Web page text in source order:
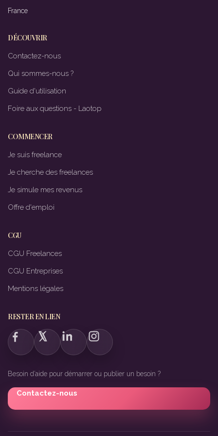
France
DÉCOUVRIR
Contactez-nous
Qui sommes-nous ?
Guide d'utilisation
Foire aux questions - Laotop
COMMENCER
Je suis freelance
Je cherche des freelances
Je simule mes revenus
Offre d'emploi
CGU
CGU Freelances
CGU Entreprises
Mentions légales
RESTER EN LIEN
Besoin d’aide pour démarrer ou publier un besoin ?
Contactez-nous